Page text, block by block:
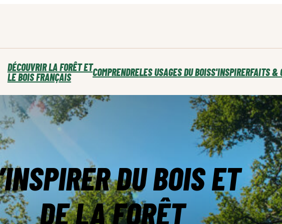
DÉCOUVRIR LA FORÊT ET
LE BOIS FRANÇAIS
COMPRENDRELES USAGES DU BOISS'INSPIRERFAITS &
DU BOIS ET
DE LA FORÊT